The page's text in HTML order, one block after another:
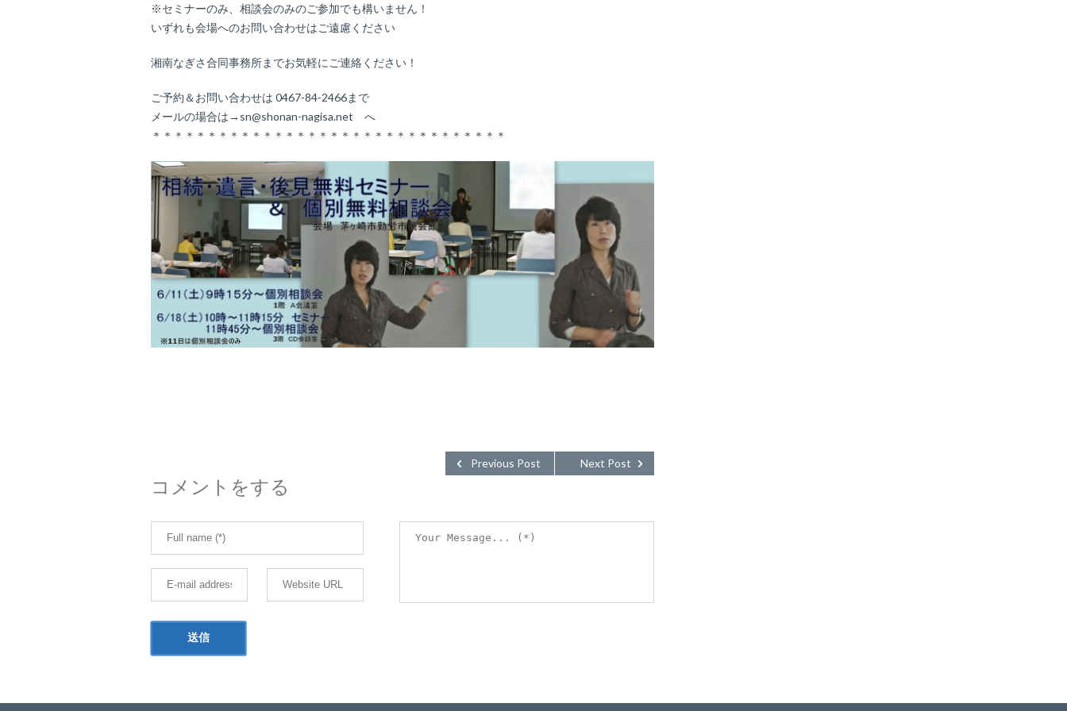
※セミナーのみ、相談会のみのご参加でも構いません！
いずれも会場へのお問い合わせはご遠慮ください
湘南なぎさ合同事務所までお気軽にご連絡ください！
ご予約＆お問い合わせは 0467-84-2466まで
メールの場合は→sn@shonan-nagisa.net へ
＊＊＊＊＊＊＊＊＊＊＊＊＊＊＊＊＊＊＊＊＊＊＊＊＊＊＊＊＊＊＊＊
Next Post
Previous Post
コメントをする